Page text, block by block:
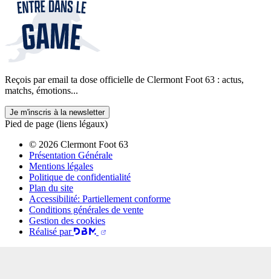
Reçois par email ta dose officielle de Clermont Foot 63 : actus,
matchs, émotions...
Je m'inscris à la newsletter
Pied de page (liens légaux)
© 2026 Clermont Foot 63
Présentation Générale
Mentions légales
Politique de confidentialité
Plan du site
Accessibilité: Partiellement conforme
Conditions générales de vente
Gestion des cookies
Réalisé par